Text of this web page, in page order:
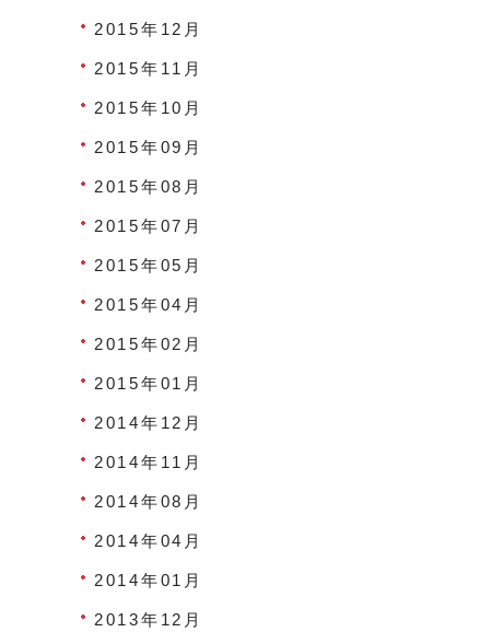
2015年12月
2015年11月
2015年10月
2015年09月
2015年08月
2015年07月
2015年05月
2015年04月
2015年02月
2015年01月
2014年12月
2014年11月
2014年08月
2014年04月
2014年01月
2013年12月